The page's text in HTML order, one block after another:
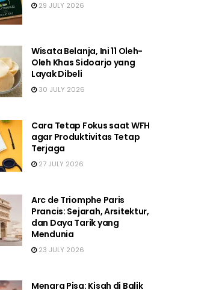
29 JULY 2026
Wisata Belanja, Ini 11 Oleh-
Oleh Khas Sidoarjo yang
Layak Dibeli
30 JULY 2026
Cara Tetap Fokus saat WFH
agar Produktivitas Tetap
Terjaga
27 JULY 2026
Arc de Triomphe Paris
Prancis: Sejarah, Arsitektur,
dan Daya Tarik yang
Mendunia
23 JULY 2026
Menara Pisa: Kisah di Balik